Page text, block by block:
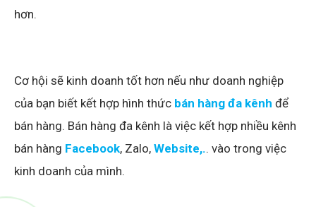
hơn.
Cơ hội sẽ kinh doanh tốt hơn nếu như doanh nghiệp
của bạn biết kết hợp hình thức bán hàng đa kênh để
bán hàng. Bán hàng đa kênh là việc kết hợp nhiều kênh
bán hàng Facebook, Zalo, Website,.. vào trong việc
kinh doanh của mình.